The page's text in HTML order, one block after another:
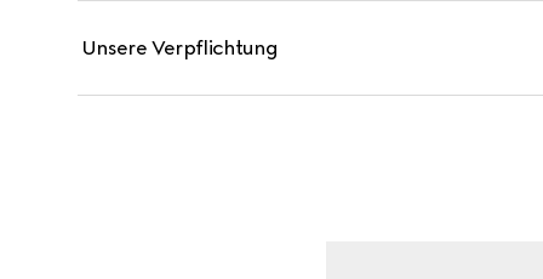
Unsere Verpflichtung